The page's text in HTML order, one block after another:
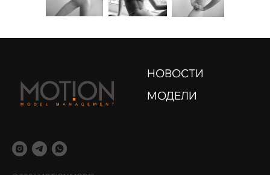
НОВОСТИ
МОДЕЛИ